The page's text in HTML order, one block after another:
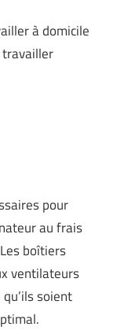
à domicile
travailler
pour
au frais
boîtiers
ventilateurs
soient